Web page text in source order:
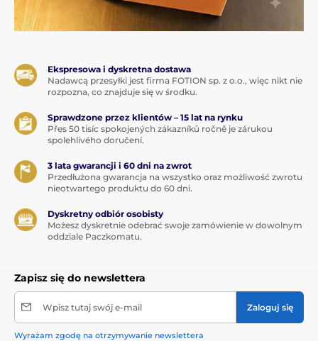
Ekspresowa i dyskretna dostawa
Nadawcą przesyłki jest firma FOTION sp. z o.o., więc nikt nie
rozpozna, co znajduje się w środku.
Sprawdzone przez klientów – 15 lat na rynku
Přes 50 tisíc spokojených zákazníků ročně je zárukou
spolehlivého doručení.
3 lata gwarancji i 60 dni na zwrot
Przedłużona gwarancja na wszystko oraz możliwość zwrotu
nieotwartego produktu do 60 dni.
Dyskretny odbiór osobisty
Możesz dyskretnie odebrać swoje zamówienie w dowolnym
oddziale Paczkomatu.
Zapisz się do newslettera
Wpisz tutaj swój e-mail Zaloguj się
Wyrażam zgodę na otrzymywanie newslettera